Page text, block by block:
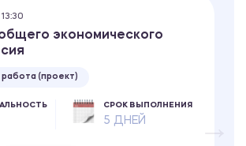
экономического
работа (проект)
СРОК ВЫПОЛНЕНИЯ
5 ДНЕЙ